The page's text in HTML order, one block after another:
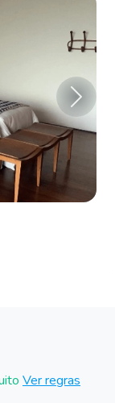
Próximo
Ver regras